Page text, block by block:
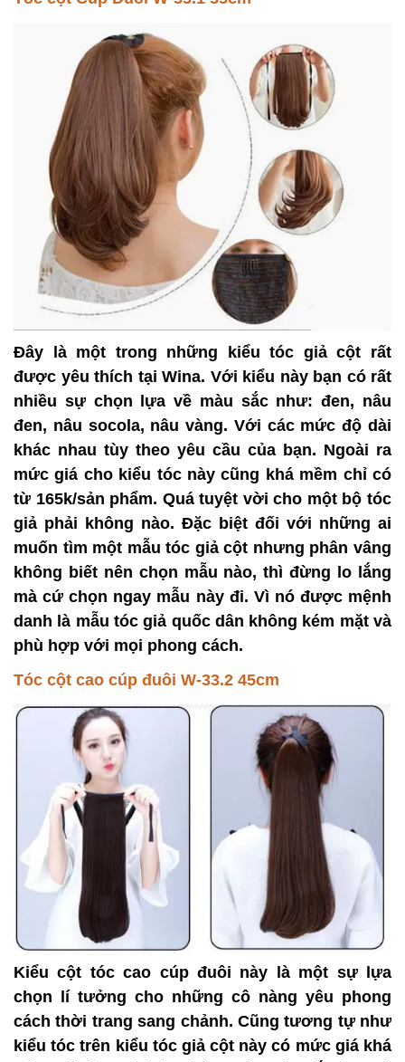
Đây là một trong những kiểu tóc giả cột rất
được yêu thích tại Wina. Với kiểu này bạn có rất
nhiều sự chọn lựa về màu sắc như: đen, nâu
đen, nâu socola, nâu vàng. Với các mức độ dài
khác nhau tùy theo yêu cầu của bạn. Ngoài ra
mức giá cho kiểu tóc này cũng khá mềm chỉ có
từ 165k/sản phẩm. Quá tuyệt vời cho một bộ tóc
giả phải không nào. Đặc biệt đối với những ai
muốn tìm một mẫu tóc giả cột nhưng phân vâng
không biết nên chọn mẫu nào, thì đừng lo lắng
mà cứ chọn ngay mẫu này đi. Vì nó được mệnh
danh là mẫu tóc giả quốc dân không kém mặt và
phù hợp với mọi phong cách.
Tóc cột cao cúp đuôi W-33.2 45cm
Kiểu cột tóc cao cúp đuôi này là một sự lựa
chọn lí tưởng cho những cô nàng yêu phong
cách thời trang sang chảnh. Cũng tương tự như
kiểu tóc trên kiểu tóc giả cột này có mức giá khá